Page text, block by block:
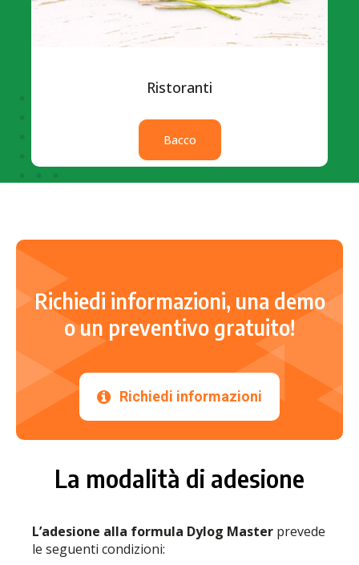
Ristoranti
Bacco
Richiedi informazioni, una demo
o un preventivo gratuito!
Richiedi informazioni
La modalità di adesione
L’adesione alla formula Dylog Master prevede
le seguenti condizioni: